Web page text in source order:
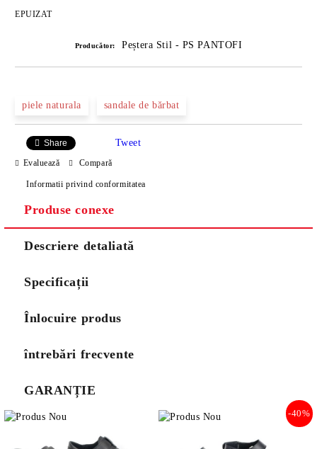
EPUIZAT
Producător: Peștera Stil - PS PANTOFI
piele naturala sandale de bărbat
Share Tweet
Evaluează Compară
Informatii privind conformitatea
Produse conexe
Descriere detaliată
Specificații
Înlocuire produs
întrebări frecvente
GARANȚIE
-40%